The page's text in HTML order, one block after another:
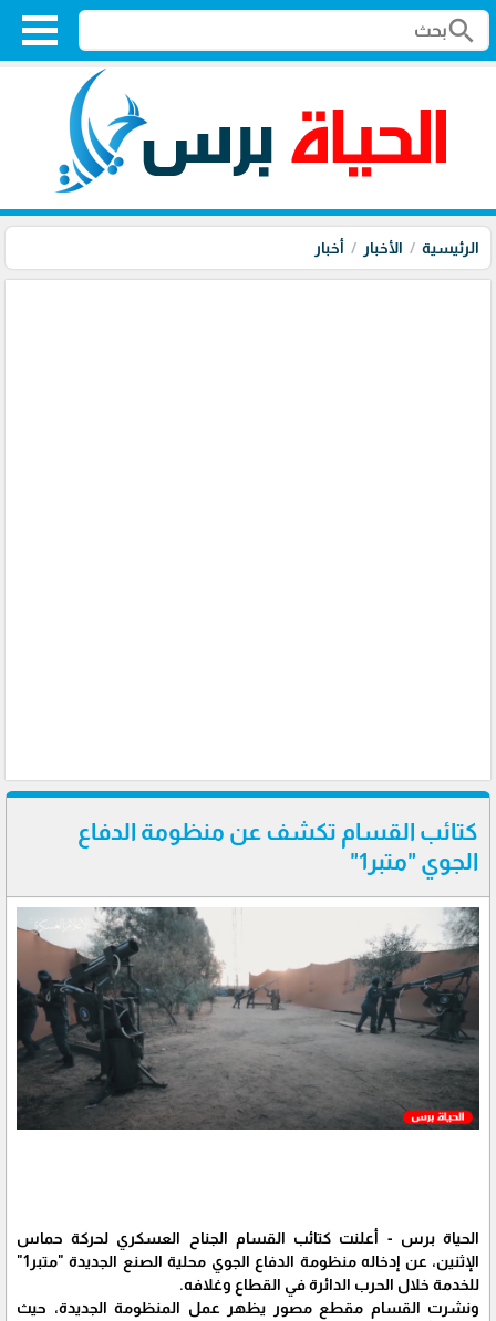
search
الرئيسية الأخبار أخبار
كتائب القسام تكشف عن منظومة الدفاع
الجوي "متبر1"
الحياة برس - أعلنت كتائب القسام الجناح العسكري لحركة حماس
الإثنين، عن إدخاله منظومة الدفاع الجوي محلية الصنع الجديدة "متبر1"
للخدمة خلال الحرب الدائرة في القطاع وغلافه.
ونشرت القسام مقطع مصور يظهر عمل المنظومة الجديدة، حيث